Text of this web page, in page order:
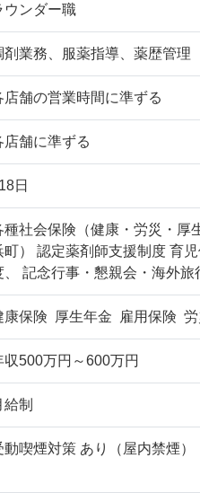
ウンダー職
剤業務、服薬指導、薬歴管理
店舗の営業時間に準ずる
店舗に準ずる
日
種社会保険（健康・労災・厚
町） 認定薬剤師支援制度 育
、 記念行事・懇親会・海外旅
康保険 厚生年金 雇用保険 労
収500万円～600万円
給制
動喫煙対策 あり（屋内禁煙）